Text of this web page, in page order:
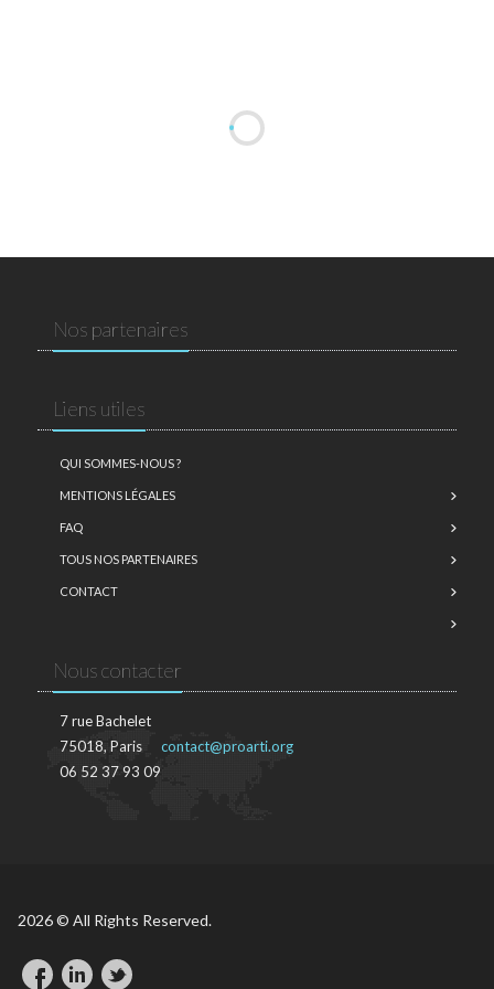
Nos partenaires
Liens utiles
QUI SOMMES-NOUS ?
MENTIONS LÉGALES
FAQ
TOUS NOS PARTENAIRES
CONTACT
Nous contacter
7 rue Bachelet
75018, Paris
06 52 37 93 09
contact@proarti.org
2026 © All Rights Reserved.